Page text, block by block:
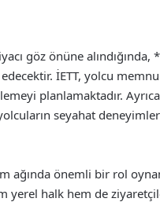
göz önüne alındığında,
İETT, yolcu
planlamaktadır.
seyahat
ağında önemli bir rol
yerel halk hem de